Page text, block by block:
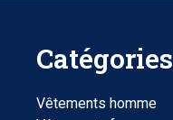
Catégories
Vêtements homme